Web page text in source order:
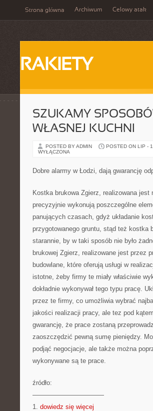
Strona główna Archiwum Celowy atak
RAKIETY
SZUKAMY
WŁASNEJ KUCHNI
POSTED BY ADMIN POSTED ON LIP -
WYŁĄCZONA
Dobre alarmy w Łodzi, dają gwarancję
Kostka brukowa Zgierz, realizowana
precyzyjnie wykonują poszczególne
panujących czasach, gdyż układanie
przygotowanego gruntu, stąd też kostka
starannie, by w taki sposób nie było
brukowej Zgierz, realizowane jest przez
budowlane, które oferują usługi w
istotne, żeby firmy te miały właściwie
dokładnie wykonywał tego typu pracę.
przez te firmy, co umożliwia wybrać
jakości realizacji pracy, ale tez pod
gwarancję, że prace zostaną
zaoszczędzić pewną sumę pieniędzy.
podjąć negocjacje, ale także można
wykonywane są te prace.
źródło:
———————————
1. dowiedz się więcej